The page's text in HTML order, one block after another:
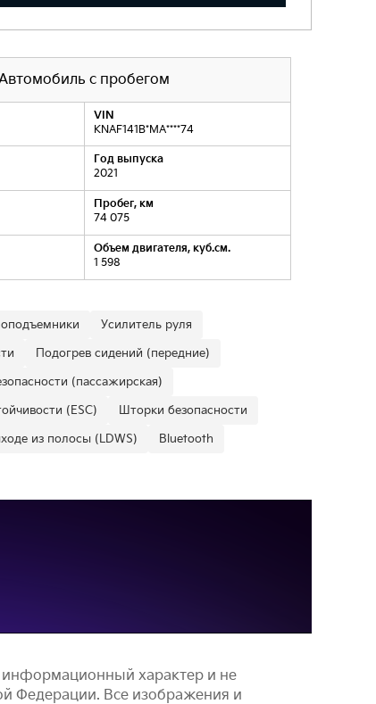
с пробегом
VIN
KNAF141B*MA****74
Год выпуска
2021
Пробег, км
74 075
Объем двигателя, куб.см.
1 598
Усилитель руля
Подогрев сидений (передние)
(пассажирская)
(ESC)
Шторки безопасности
из полосы (LDWS)
Bluetooth
характер и не
Федерации. Все изображения и